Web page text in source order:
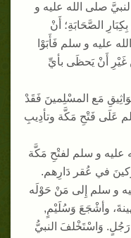
صلى الله عليه و
الصَّحَابَةِ؛ أَنْ
عليه و سلم فَأَبَوْا
غَيْرِ أَنْ يَحظَى بأيِّ
مَع المسْلِمينَ فَقَدْ
عَلَى فَتْحِ مَكَّة وتأدِيبِ
عليه و سلم لفتْحِ مَكَّة
في عُقر دَارِهم.
و سلم إِلى مَنْ حَوْلَه
وأشْجَعَ وَسُلَيْمٍ,
رَجُلٍ. وَاسْتَخْلفَ النبيُّ